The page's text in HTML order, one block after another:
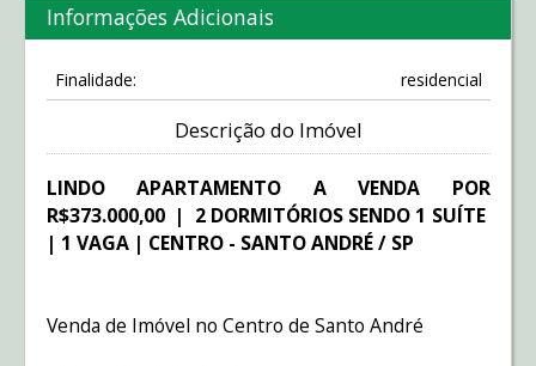
Informações Adicionais
Finalidade: residencial
Descrição do Imóvel
LINDO APARTAMENTO A VENDA POR
R$373.000,00 | 2 DORMITÓRIOS SENDO 1 SUÍTE
| 1 VAGA | CENTRO - SANTO ANDRÉ / SP
Venda de Imóvel no Centro de Santo André